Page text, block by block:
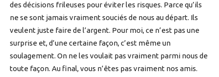
des décisions frileuses pour éviter les risques. Parce qu’ils
ne se sont jamais vraiment souciés de nous au départ. Ils
veulent juste faire de l’argent. Pour moi, ce n’est pas une
surprise et, d’une certaine façon, c’est même un
soulagement. On ne les voulait pas vraiment parmi nous de
toute façon. Au final, vous n’êtes pas vraiment nos amis.